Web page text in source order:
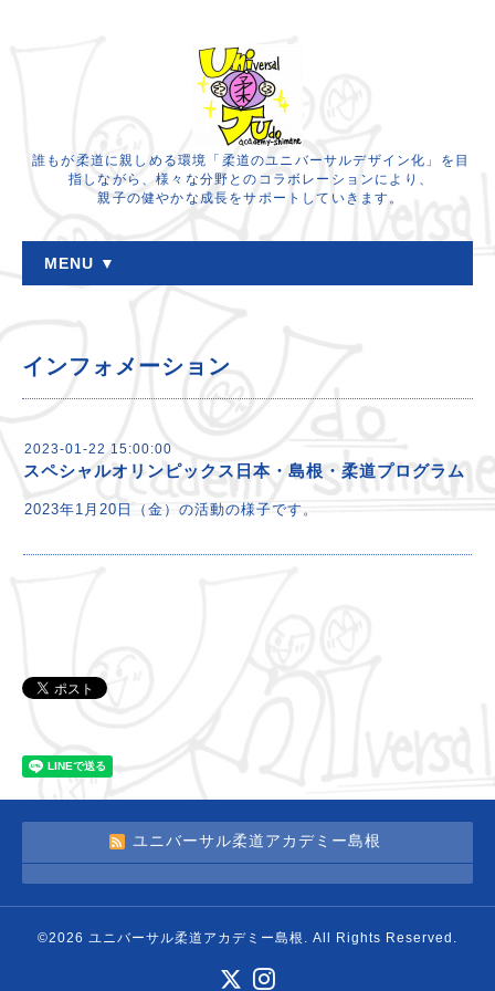
誰もが柔道に親しめる環境「柔道のユニバーサルデザイン化」を目
指しながら、様々な分野とのコラボレーションにより、
親子の健やかな成長をサポートしていきます。
MENU ▼
インフォメーション
2023-01-22 15:00:00
スペシャルオリンピックス日本・島根・柔道プログラム
2023年1月20日（金）の活動の様子です。
ユニバーサル柔道アカデミー島根
©2026 ユニバーサル柔道アカデミー島根 . All Rights Reserved.